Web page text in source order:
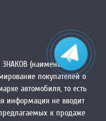
(наименований
покупателей о
автомобиля, то есть
информация не вводит
к продаже